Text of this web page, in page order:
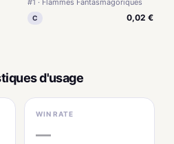
C 0,02 €
d'usage
WIN RATE
—